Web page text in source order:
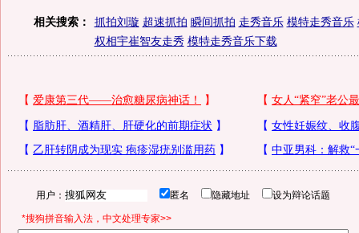
相关搜索： 抓拍刘璇 超速抓拍 瞬间抓拍 走秀音乐 模特走秀音乐
权相宇崔智友走秀 模特走秀音乐下载
用户： 匿名 隐藏地址 设为辩论话题
*搜狗拼音输入法，中文处理专家>>